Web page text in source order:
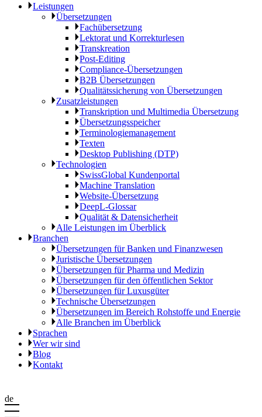
Leistungen
Übersetzungen
Fachübersetzung
Lektorat und Korrekturlesen
Transkreation
Post-Editing
Compliance-Übersetzungen
B2B Übersetzungen
Qualitätssicherung von Übersetzungen
Zusatzleistungen
Transkription und Multimedia Übersetzung
Übersetzungsspeicher
Terminologiemanagement
Texten
Desktop Publishing (DTP)
Technologien
SwissGlobal Kundenportal
Machine Translation
Website-Übersetzung
DeepL-Glossar
Qualität & Datensicherheit
Alle Leistungen im Überblick
Branchen
Übersetzungen für Banken und Finanzwesen
Juristische Übersetzungen
Übersetzungen für Pharma und Medizin
Übersetzungen für den öffentlichen Sektor
Übersetzungen für Luxusgüter
Technische Übersetzungen
Übersetzungen im Bereich Rohstoffe und Energie
Alle Branchen im Überblick
Sprachen
Wer wir sind
Blog
Kontakt
de